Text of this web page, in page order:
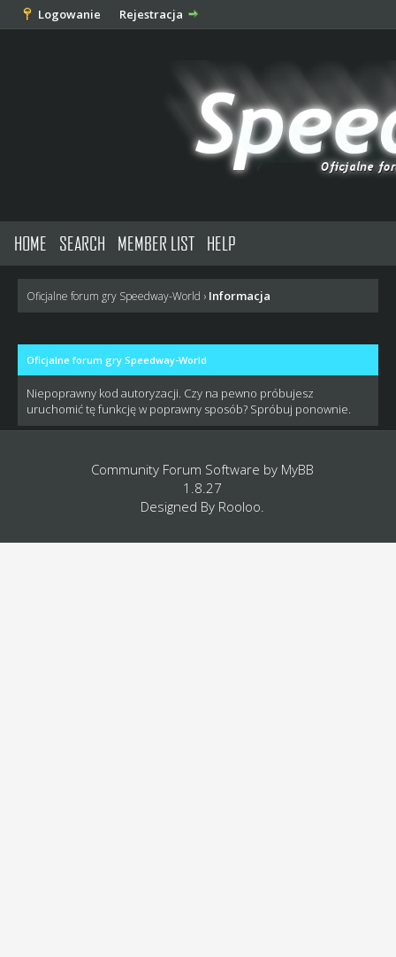
Logowanie Rejestracja
HOME SEARCH MEMBER LIST HELP
Oficjalne forum gry Speedway-World › Informacja
Oficjalne forum gry Speedway-World
Niepoprawny kod autoryzacji. Czy na pewno próbujesz
uruchomić tę funkcję w poprawny sposób? Spróbuj ponownie.
Community Forum Software by MyBB
1.8.27
Designed By Rooloo.